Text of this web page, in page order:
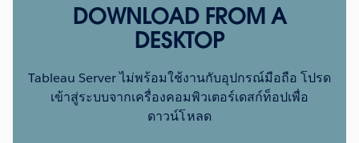
DOWNLOAD FROM A
DESKTOP
Tableau Server ไม่พร้อมใช้งานกับอุปกรณ์มือถือ โปรด
เข้าสู่ระบบจากเครื่องคอมพิวเตอร์เดสก์ท็อปเพื่อ
ดาวน์โหลด